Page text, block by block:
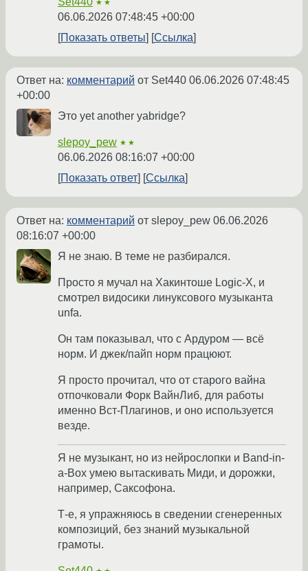
★★
06.06.2026 07:48:45 +00:00
Показать ответы
Ссылка
Ответ на: комментарий от Set440 06.06.2026 07:48:45
+00:00
Это yet another yabridge?
slepoy_pew ★★
06.06.2026 08:16:07 +00:00
Показать ответ
Ссылка
Ответ на: комментарий от slepoy_pew 06.06.2026
08:16:07 +00:00
Я не знаю. В теме не разбирался.
Просто я мучал на Хакинтоше Logic-X, и
смотрел видосики линуксового музыканта
unfa.
Он там показывал, что с Ардуром — всё
норм. И джек/пайп норм працюют.
Я просто прочитал, что от старого вайна
отпочковали Форк ВайнЛиб, для работы
именно Вст-Плагинов, и оно используется
везде.
Я не музыкант, но из нейрослопки и Band-in-
a-Box умею вытаскивать Миди, и дорожки,
например, Саксофона.
Т-е, я упражняюсь в сведении сгенеренных
композиций, без знаний музыкальной
грамоты.